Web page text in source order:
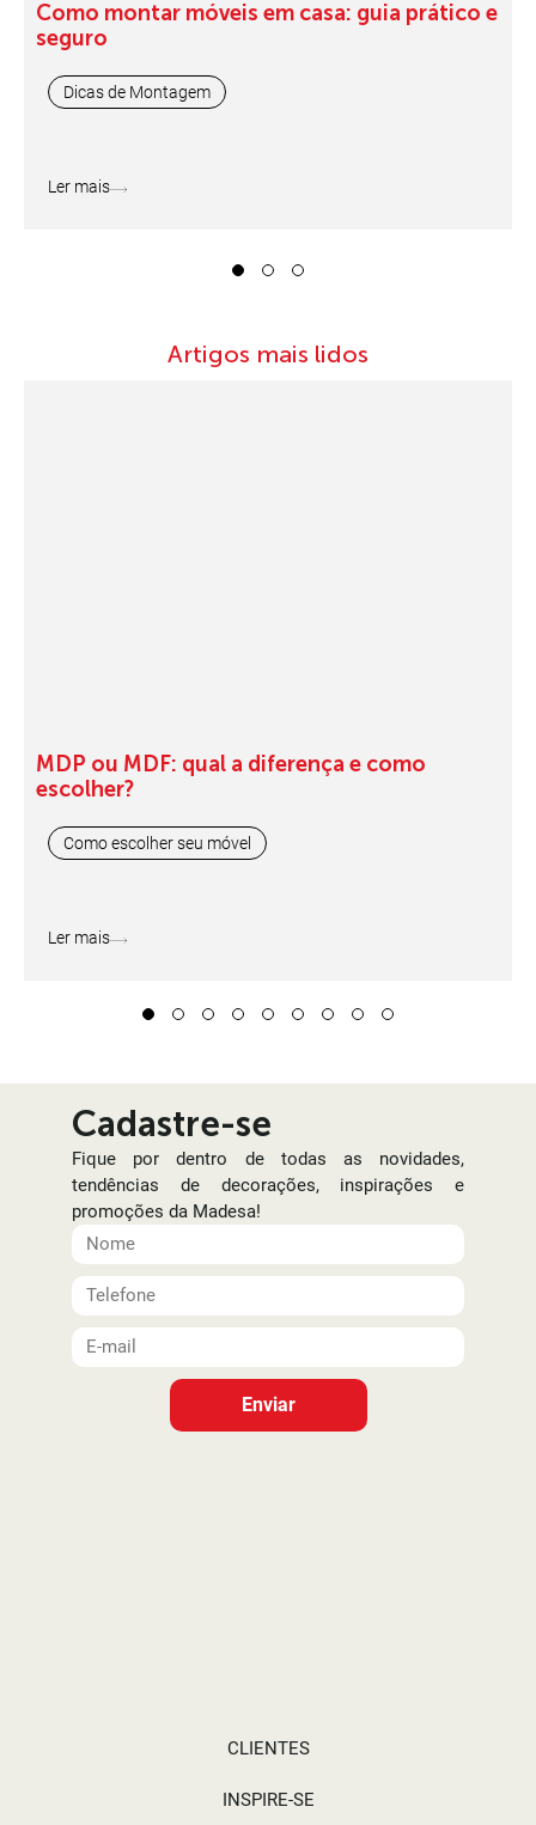
Como montar móveis em casa: guia prático e
seguro
Dicas de Montagem
Ler mais
3
Artigos mais lidos
MDP ou MDF: qual a diferença e como
escolher?
Como escolher seu móvel
Ler mais
3 4 5 6 7 8 9
Cadastre-se
Fique por dentro de todas as novidades,
tendências de decorações, inspirações e
promoções da Madesa!
Enviar
Sobre nós
produtos e amor pelo que faz. Cozinhas,